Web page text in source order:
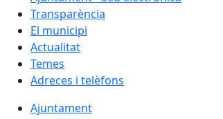
Transparència
El municipi
Actualitat
Temes
Adreces i telèfons
Ajuntament